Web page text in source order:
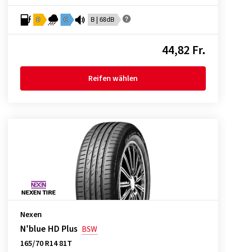
D C B | 68dB
44,82 Fr.
Reifen wählen
Nexen
N'blue HD Plus BSW
165/70 R14 81T